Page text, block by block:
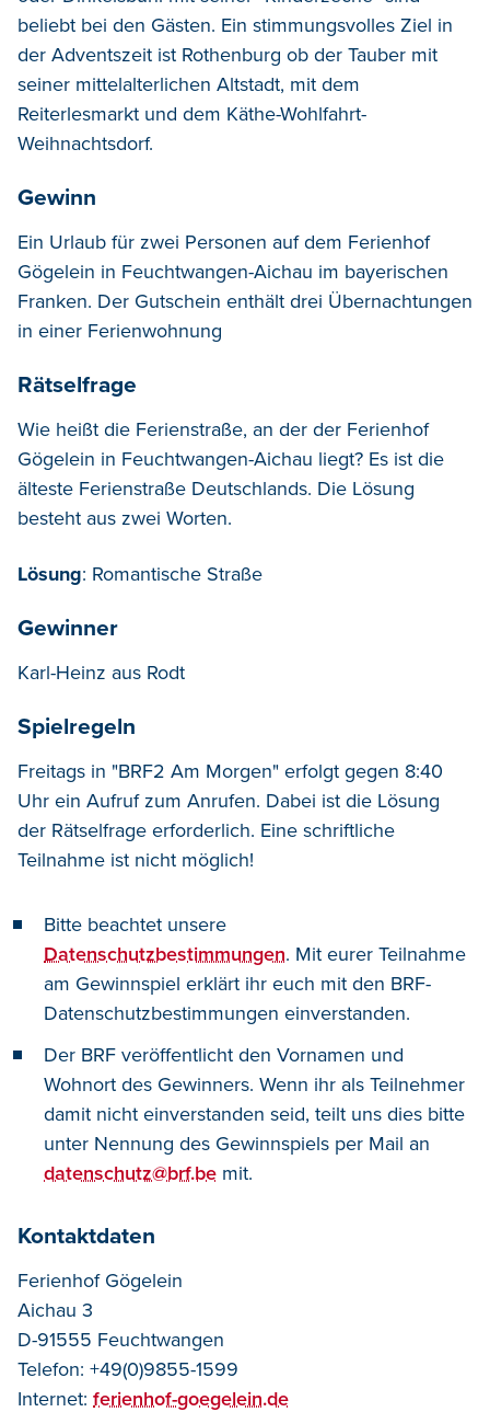
beliebt bei den Gästen. Ein stimmungsvolles Ziel in
der Adventszeit ist Rothenburg ob der Tauber mit
seiner mittelalterlichen Altstadt, mit dem
Reiterlesmarkt und dem Käthe-Wohlfahrt-
Weihnachtsdorf.
Gewinn
Ein Urlaub für zwei Personen auf dem Ferienhof
Gögelein in Feuchtwangen-Aichau im bayerischen
Franken. Der Gutschein enthält drei Übernachtungen
in einer Ferienwohnung
Rätselfrage
Wie heißt die Ferienstraße, an der der Ferienhof
Gögelein in Feuchtwangen-Aichau liegt? Es ist die
älteste Ferienstraße Deutschlands. Die Lösung
besteht aus zwei Worten.
Lösung: Romantische Straße
Gewinner
Karl-Heinz aus Rodt
Spielregeln
Freitags in "BRF2 Am Morgen" erfolgt gegen 8:40
Uhr ein Aufruf zum Anrufen. Dabei ist die Lösung
der Rätselfrage erforderlich. Eine schriftliche
Teilnahme ist nicht möglich!
Bitte beachtet unsere
Datenschutzbestimmungen. Mit eurer Teilnahme
am Gewinnspiel erklärt ihr euch mit den BRF-
Datenschutzbestimmungen einverstanden.
Der BRF veröffentlicht den Vornamen und
Wohnort des Gewinners. Wenn ihr als Teilnehmer
damit nicht einverstanden seid, teilt uns dies bitte
unter Nennung des Gewinnspiels per Mail an
datenschutz@brf.be mit.
Kontaktdaten
Ferienhof Gögelein
Aichau 3
D-91555 Feuchtwangen
Telefon: +49(0)9855-1599
Internet: ferienhof-goegelein.de